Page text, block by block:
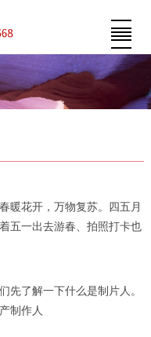
暖花开，万物复苏。四五月
五一出去游春、拍照打卡也
先了解一下什么是制片人。
制作人